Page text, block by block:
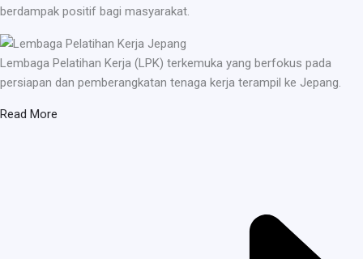
berdampak positif bagi masyarakat.
Lembaga Pelatihan Kerja (LPK) terkemuka yang berfokus pada
persiapan dan pemberangkatan tenaga kerja terampil ke Jepang.
Read More